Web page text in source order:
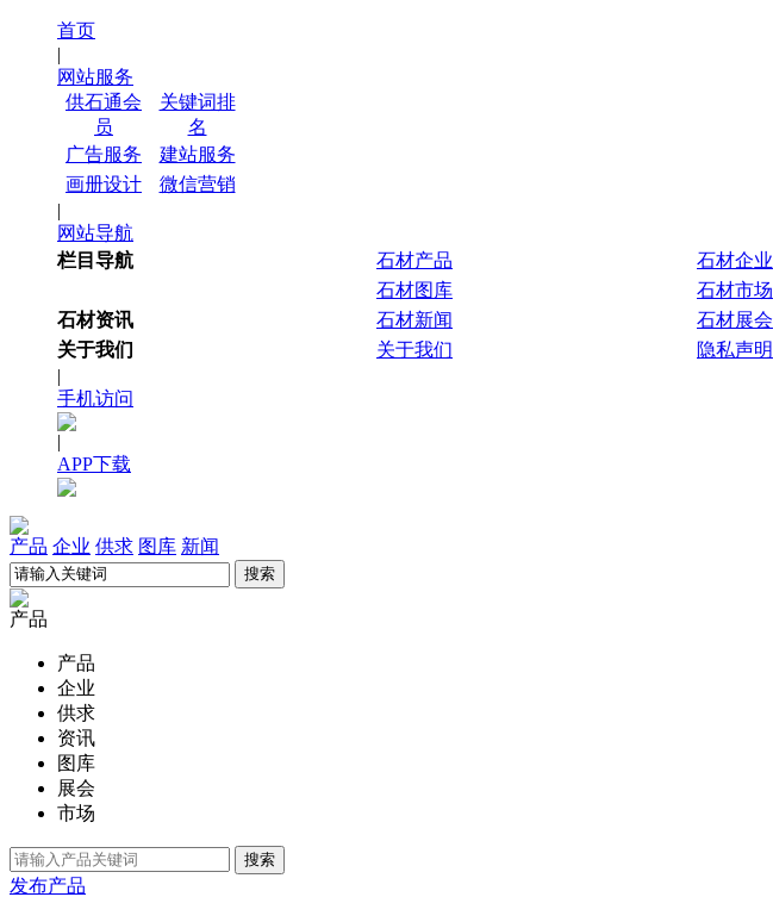
首页
|
网站服务
供石通会
员
关键词排
名
广告服务
建站服务
画册设计
微信营销
|
网站导航
栏目导航
石材产品 石材企业
石材图库
石材市场
石材资讯
石材新闻 石材展会
关于我们
关于我们 隐私声明
|
手机访问
|
APP下载
产品 企业 供求 图库 新闻
产品
产品
企业
供求
资讯
图库
展会
市场
发布产品